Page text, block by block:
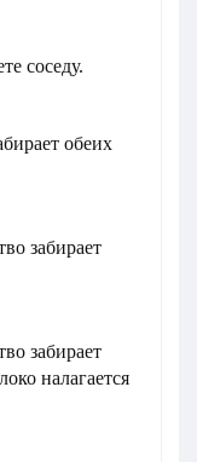
соседу.
обеих
забирает
забирает
налагается